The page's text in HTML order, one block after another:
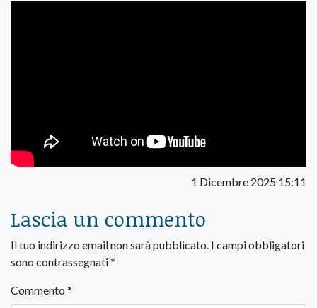
1 Dicembre 2025 15:11
Lascia un commento
Il tuo indirizzo email non sarà pubblicato. I campi obbligatori
sono contrassegnati*
Commento *